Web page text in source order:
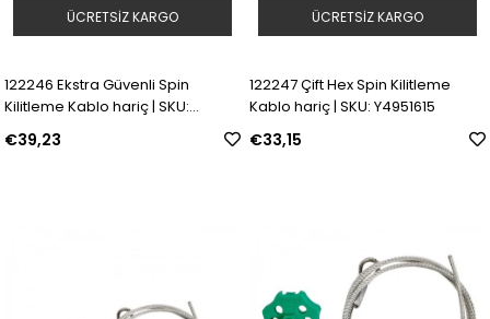
122246 Ekstra Güvenli Spin
Kilitleme Kablo hariç | SKU:
Y4951189
€39,23
ÜCRETSIZ KARGO
122247 Çift Hex Spin Kilitleme
Kablo hariç | SKU: Y4951615
€33,15
ÜCRETSIZ KARGO